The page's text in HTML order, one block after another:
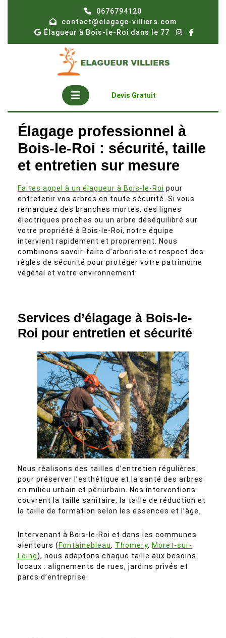
0676794120
contact@elagage-villiers.com
Élagueur à Bois-le-Roi dans le 77
OpenDevis Gratuit
Élagage professionnel à
Bois-le-Roi : sécurité, taille
et entretien sur mesure
Faites appel à un élagueur à Bois-le-Roi pour
entretenir vos arbres en toute sécurité. Si vous
remarquez des branches mortes, des lignes
électriques proches ou un arbre déséquilibré sur
votre propriété à Bois-le-Roi, notre équipe
intervient rapidement et proprement. Nous
combinons savoir-faire d’arboriste et respect des
règles de sécurité pour protéger votre patrimoine
végétal et votre environnement.
Services d’élagage à Bois-le-
Roi pour entretien et sécurité
Nous réalisons des tailles d’entretien régulières
pour préserver l’esthétique et la santé des arbres
en milieu urbain et périurbain. Nos interventions
couvrent la taille sanitaire, la taille de réduction et
la taille de formation selon les essences et l’âge.
Intervenant à Bois-le-Roi et dans les communes
alentours ( Fontainebleau, Thomery, Moret-sur-
Loing), nous adaptons chaque taille aux besoins
locaux : alignements de rues, jardins privés et
parcs d’entreprise.